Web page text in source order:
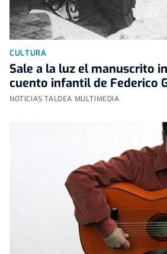
CULTURA
Sale a la luz el manuscrito
cuento infantil de Federico
NOTICIAS TALDEA MULTIMEDIA